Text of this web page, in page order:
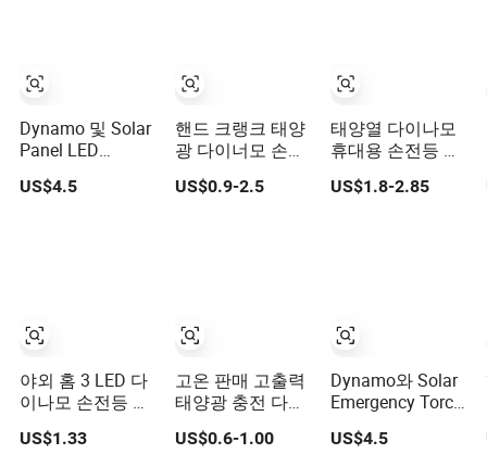
Dynamo 및 Solar
Panel LED
Flashlight 충전식
비상 토치 조명
US$4.5
야외 홈 3 LED 다
이나모 손전등 충
광 플래시라이트
US$1.33
핸드 크랭크 태양
광 다이너모 손전
등 충전식 비상
LED 미니 열쇠고
US$0.9-2.5
고온 판매 고출력
태양광 충전 다이
US$0.6-1.00
태양열 다이나모
휴대용 손전등 비
상 충전식 핸드 크
랭크 LED 손전등
US$1.8-2.85
Dynamo와 Solar
Emergency Torch
시
US$4.5